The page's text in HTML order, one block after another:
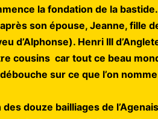
la fondation de la
son épouse, Jeanne, fille
d’Alphonse). Henri III
cousins car tout ce beau
sur ce que l’on
douze bailliages de